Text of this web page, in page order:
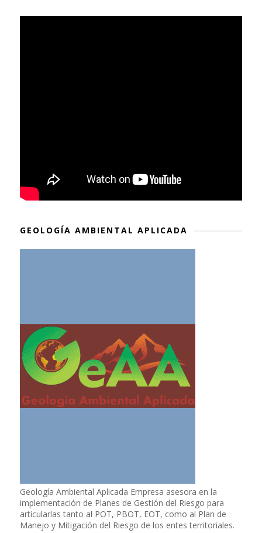
GEOLOGÍA AMBIENTAL APLICADA
Geología Ambiental Aplicada Empresa asesora en la
implementación de Planes de Gestión del Riesgo para
articularlas tanto al POT, PBOT, EOT, como al Plan de
Manejo y Mitigación del Riesgo de los entes territoriales.